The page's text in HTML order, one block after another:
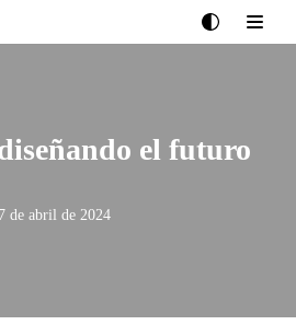
el futuro
de abril de 2024